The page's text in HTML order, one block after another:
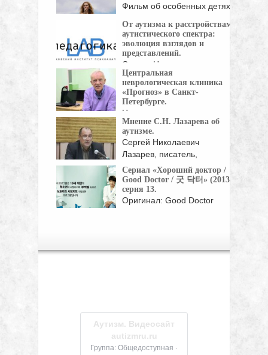
Фильм об особенных детях
От аутизма к расстройствам
аутистического спектра:
эволюция взглядов и
представлений.
Спикер Наталия
Вячеславовна Устинова -
доктор ...
Центральная
неврологическая клиника
«Прогноз» в Санкт-
Петербурге.
Центральная клиника
речевой неврологии
"Прогноз": Что скрывается за ...
Мнение С.Н. Лазарева об
аутизме.
Сергей Николаевич
Лазарев, писатель,
философ, исследователь,
отвечает ...
Сериал «Хороший доктор /
Good Doctor / 굿 닥터» (2013),
серия 13.
Оригинал: Good Doctor
Аутизм. Видеосайт
autizmru.ru
Группа: Общедоступная ·